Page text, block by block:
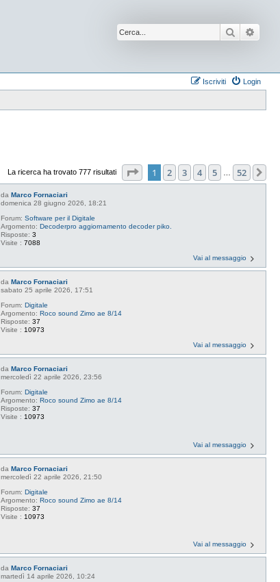
Cerca
Login
Iscriviti
La ricerca ha trovato 777 risultati Pagina1 di
1 2 3 4 5 52
daMarco Fornaciari
domenica 28 giugno 2026, 18:21
Forum:Software per il Digitale
Argomento:Decoderpro aggiornamento decoder piko.
Risposte:3
Visite :7088
Vai al messaggio
daMarco Fornaciari
sabato 25 aprile 2026, 17:51
Forum:Digitale
Argomento:Roco sound Zimo ae 8/14
Risposte:37
Visite : 10973
Vai al messaggio
daMarco Fornaciari
mercoledì 22 aprile 2026, 23:56
Forum:Digitale
Argomento:Roco sound Zimo ae 8/14
Risposte:37
Visite : 10973
Vai al messaggio
daMarco Fornaciari
mercoledì 22 aprile 2026, 21:50
Forum:Digitale
Argomento:Roco sound Zimo ae 8/14
Risposte:37
Visite : 10973
Vai al messaggio
daMarco Fornaciari
martedì 14 aprile 2026, 10:24